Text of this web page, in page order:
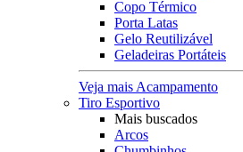
Copo Térmico
Porta Latas
Gelo Reutilizável
Geladeiras Portáteis
Veja mais Acampamento
Tiro Esportivo
Mais buscados
Arcos